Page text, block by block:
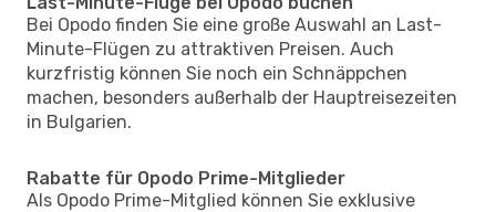
Bei Opodo finden Sie eine große Auswahl an Last-
Minute-Flügen zu attraktiven Preisen. Auch
kurzfristig können Sie noch ein Schnäppchen
machen, besonders außerhalb der Hauptreisezeiten
in Bulgarien.
Rabatte für Opodo Prime-Mitglieder
Als Opodo Prime-Mitglied können Sie exklusive